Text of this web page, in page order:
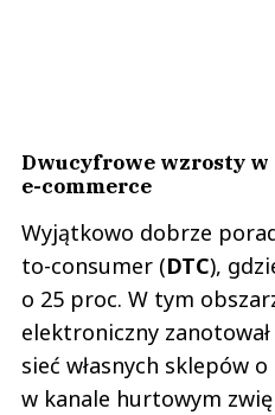
Dwucyfrowe wzrosty w
e-commerce
Wyjątkowo dobrze
to-consumer (DTC),
o 25 proc. W tym
elektroniczny
sieć własnych sklepów
w kanale hurtowym